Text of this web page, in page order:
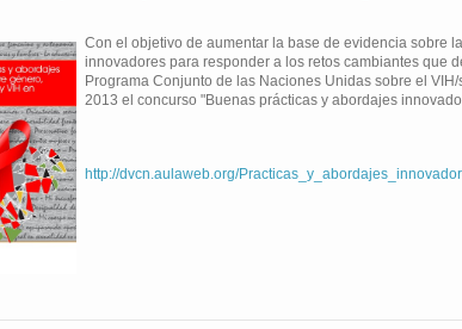
Con el objetivo de aumentar la base de evidencia sobre
innovadores para responder a los retos cambiantes que
Programa Conjunto de las Naciones Unidas sobre el
2013 el concurso "Buenas prácticas y abordajes
http://dvcn.aulaweb.org/